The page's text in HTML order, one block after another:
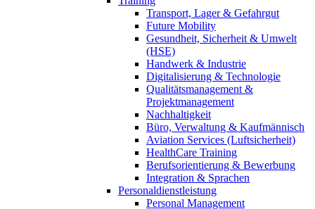
Transport, Lager & Gefahrgut
Future Mobility
Gesundheit, Sicherheit & Umwelt
(HSE)
Handwerk & Industrie
Digitalisierung & Technologie
Qualitätsmanagement &
Projektmanagement
Nachhaltigkeit
Büro, Verwaltung & Kaufmännisch
Aviation Services (Luftsicherheit)
HealthCare Training
Berufsorientierung & Bewerbung
Integration & Sprachen
Personaldienstleistung
Personal Management